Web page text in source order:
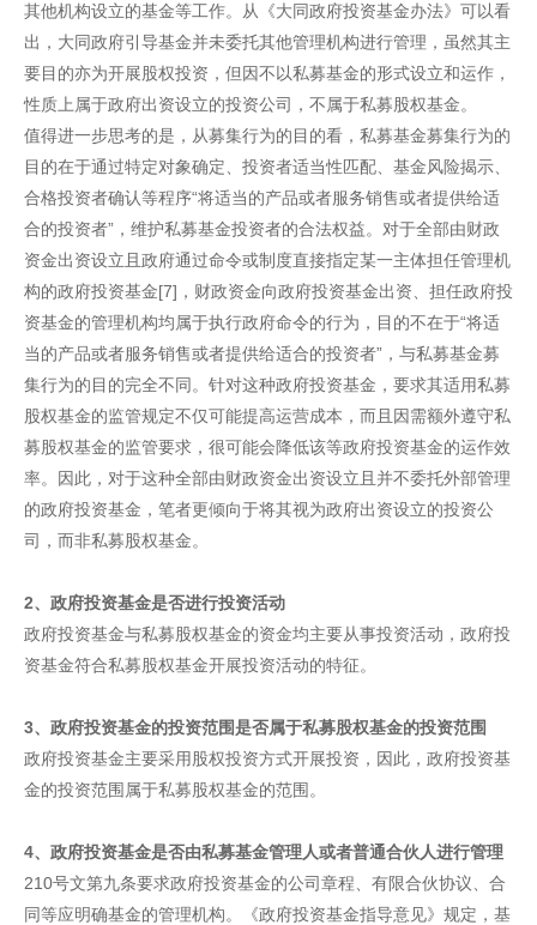
其他机构设立的基金等工作。从《大同政府投资基金办法》可以看
出，大同政府引导基金并未委托其他管理机构进行管理，虽然其主
要目的亦为开展股权投资，但因不以私募基金的形式设立和运作，
性质上属于政府出资设立的投资公司，不属于私募股权基金。
值得进一步思考的是，从募集行为的目的看，私募基金募集行为的
目的在于通过特定对象确定、投资者适当性匹配、基金风险揭示、
合格投资者确认等程序“将适当的产品或者服务销售或者提供给适
合的投资者”，维护私募基金投资者的合法权益。对于全部由财政
资金出资设立且政府通过命令或制度直接指定某一主体担任管理机
构的政府投资基金[7]，财政资金向政府投资基金出资、担任政府投
资基金的管理机构均属于执行政府命令的行为，目的不在于“将适
当的产品或者服务销售或者提供给适合的投资者”，与私募基金募
集行为的目的完全不同。针对这种政府投资基金，要求其适用私募
股权基金的监管规定不仅可能提高运营成本，而且因需额外遵守私
募股权基金的监管要求，很可能会降低该等政府投资基金的运作效
率。因此，对于这种全部由财政资金出资设立且并不委托外部管理
的政府投资基金，笔者更倾向于将其视为政府出资设立的投资公
司，而非私募股权基金。
2、政府投资基金是否进行投资活动
政府投资基金与私募股权基金的资金均主要从事投资活动，政府投
资基金符合私募股权基金开展投资活动的特征。
3、政府投资基金的投资范围是否属于私募股权基金的投资范围
政府投资基金主要采用股权投资方式开展投资，因此，政府投资基
金的投资范围属于私募股权基金的范围。
4、政府投资基金是否由私募基金管理人或者普通合伙人进行管理
210号文第九条要求政府投资基金的公司章程、有限合伙协议、合
同等应明确基金的管理机构。《政府投资基金指导意见》规定，基